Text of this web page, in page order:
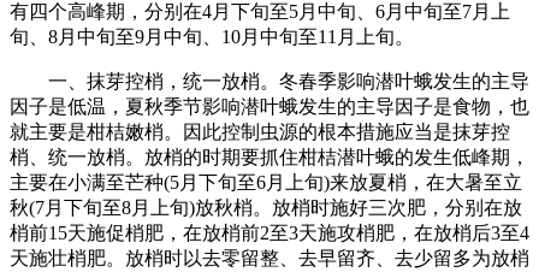
有四个高峰期，分别在4月下旬至5月中旬、6月中旬至7月上
旬、8月中旬至9月中旬、10月中旬至11月上旬。
一、抹芽控梢，统一放梢。冬春季影响潜叶蛾发生的主导
因子是低温，夏秋季节影响潜叶蛾发生的主导因子是食物，也
就主要是柑桔嫩梢。因此控制虫源的根本措施应当是抹芽控
梢、统一放梢。放梢的时期要抓住柑桔潜叶蛾的发生低峰期，
主要在小满至芒种(5月下旬至6月上旬)来放夏梢，在大暑至立
秋(7月下旬至8月上旬)放秋梢。放梢时施好三次肥，分别在放
梢前15天施促梢肥，在放梢前2至3天施攻梢肥，在放梢后3至4
天施壮梢肥。放梢时以去零留整、去早留齐、去少留多为放梢